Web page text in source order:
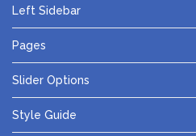
Left Sidebar
Pages
Slider Options
Style Guide